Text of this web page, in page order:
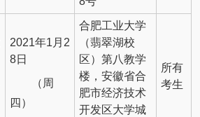
2021年1月2
8日
（周
四）
合肥工业大学
（翡翠湖校
区）第八教学
楼，安徽省合
肥市经济技术
开发区大学城
所有
考生